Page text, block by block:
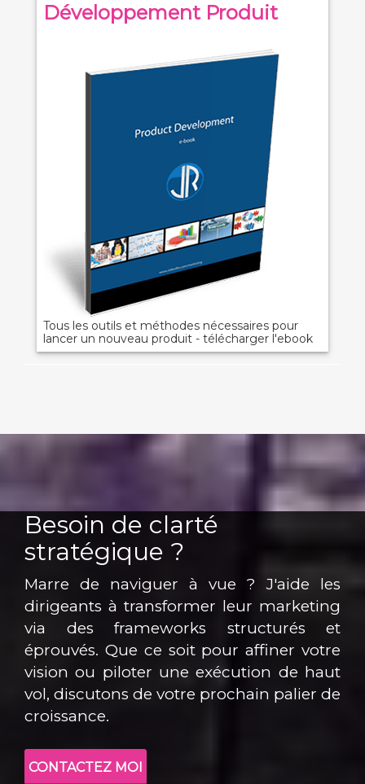
Développement Produit
Tous les outils et méthodes nécessaires pour
lancer un nouveau produit - télécharger l'ebook
Besoin de clarté
stratégique ?
Marre de naviguer à vue ? J'aide les
dirigeants à transformer leur marketing
via des frameworks structurés et
éprouvés. Que ce soit pour affiner votre
vision ou piloter une exécution de haut
vol, discutons de votre prochain palier de
croissance.
CONTACTEZ MOI